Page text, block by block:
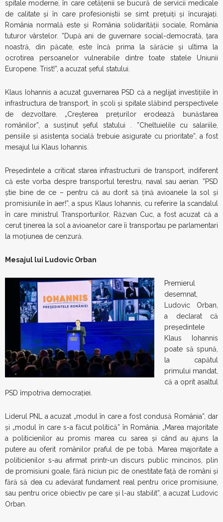
spitale moderne, în care cetățenii se bucură de servicii medicale
de calitate și în care profesioniștii se simt prețuiți și încurajați.
România normală este și România solidarității sociale, România
tuturor vârstelor. ”După ani de guvernare social-democrată, țara
noastră, din păcate, este încă prima la sărăcie și ultima la
ocrotirea persoanelor vulnerabile dintre toate statele Uniunii
Europene. Trist!”, a acuzat șeful statului.
Klaus Iohannis a acuzat guvernarea PSD că a neglijat investiţiile în
infrastructura de transport, în şcoli şi spitale slăbind perspectivele
de dezvoltare. „Creşterea preţurilor erodează bunăstarea
românilor”, a susţinut şeful statului . ”Cheltuielile cu salariile,
pensiile și asistența socială trebuie asigurate cu prioritate”, a fost
mesajul lui Klaus Iohannis.
Preşedintele a criticat starea infrastructurii de transport, indiferent
că este vorba despre transportul terestru, naval sau aerian. ”PSD
știe bine de ce – pentru că au dorit să țină avioanele la sol și
promisiunile în aer!”, a spus Klaus Iohannis, cu referire la scandalul
în care ministrul Transporturilor, Răzvan Cuc, a fost acuzat că a
cerut ținerea la sol a avioanelor care îi transportau pe parlamentari
la moțiunea de cenzură.
Mesajul lui Ludovic Orban
Premierul
desemnat,
Ludovic Orban,
a declarat că
președintele
Klaus Iohannis
poate să spună,
la capătul
primului mandat,
că a oprit asaltul
PSD împotriva democrației.
Liderul PNL a acuzat „modul în care a fost condusă România”, dar
şi „modul în care s-a făcut politică” în România. „Marea majoritate
a politicienilor au promis marea cu sarea şi când au ajuns la
putere au oferit românilor praful de pe tobă. Marea majoritate a
politicienilor s-au afirmat printr-un discurs public mincinos, plin
de promisiuni goale, fără niciun pic de onestitate faţă de români şi
fără să dea cu adevărat fundament real pentru orice promisiune,
sau pentru orice obiectiv pe care şi l-au stabilit”, a acuzat Ludovic
Orban.